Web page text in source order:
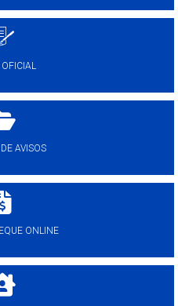
AVISOS
ONLINE